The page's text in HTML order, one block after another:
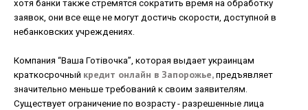
хотя банки также стремятся сократить время на обработку
заявок, они все еще не могут достичь скорости, доступной в
небанковских учреждениях.
Компания “Ваша Готівочка”, которая выдает украинцам
краткосрочный кредит онлайн в Запорожье, предъявляет
значительно меньше требований к своим заявителям.
Существует ограничение по возрасту - разрешенные лица